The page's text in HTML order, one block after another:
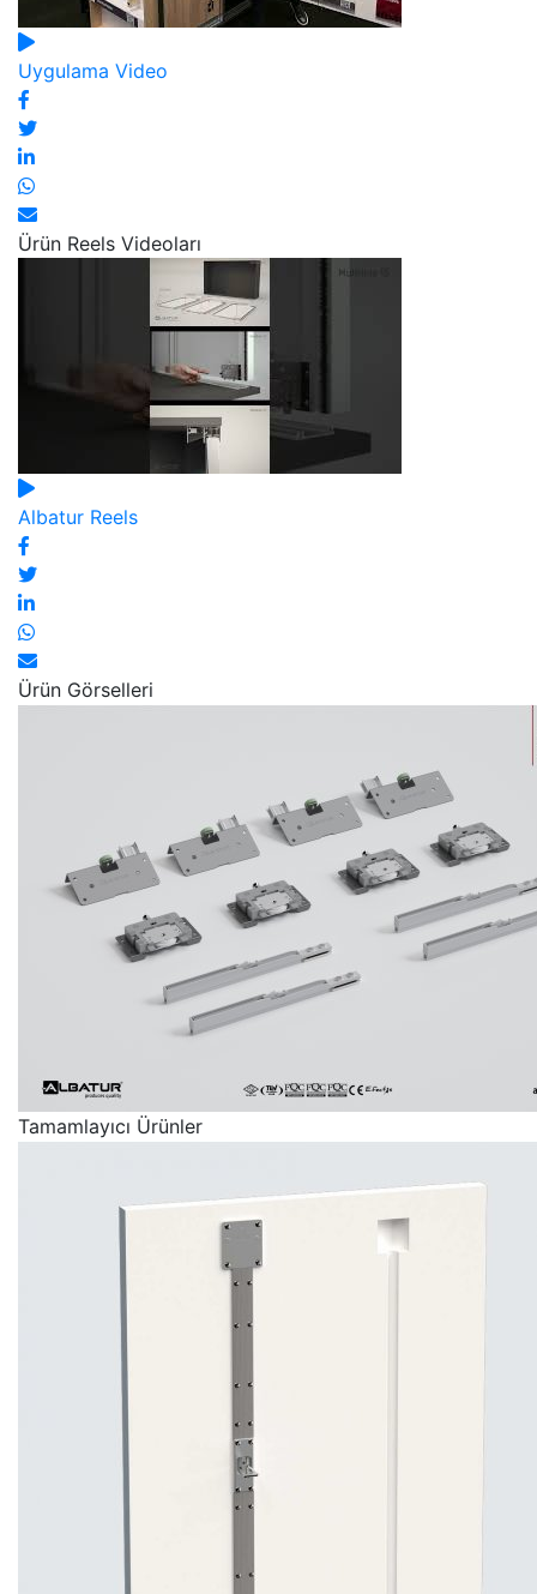
Uygulama Video
Ürün Reels Videoları
Albatur Reels
Ürün Görselleri
Tamamlayıcı Ürünler